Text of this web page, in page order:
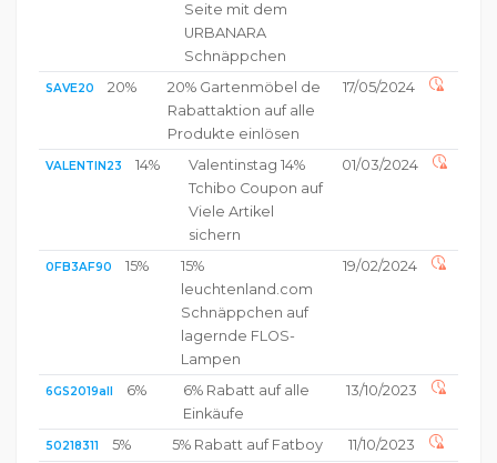
Seite mit dem
URBANARA
Schnäppchen
SAVE20 20%
20% Gartenmöbel de
Rabattaktion auf alle
Produkte einlösen
17/05/2024
VALENTIN23 14%
Valentinstag 14%
Tchibo Coupon auf
Viele Artikel
sichern
01/03/2024
0FB3AF90 15%
15%
leuchtenland.com
Schnäppchen auf
lagernde FLOS-
Lampen
19/02/2024
6GS2019all 6%
6% Rabatt auf alle
Einkäufe
13/10/2023
50218311 5% 5% Rabatt auf Fatboy 11/10/2023